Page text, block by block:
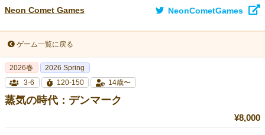
Neon Comet Games NeonCometGames
ゲーム一覧に戻る
2026春
2026 Spring
3-6
120-150 14歳〜
蒸気の時代：デンマーク
¥8,000